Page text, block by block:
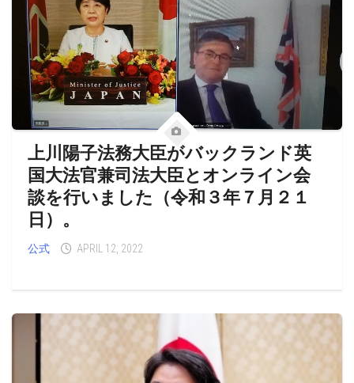
上川陽子法務大臣がバックランド英
国大法官兼司法大臣とオンライン会
談を行いました（令和３年７月２１
日）。
公式 APRIL 12, 2022